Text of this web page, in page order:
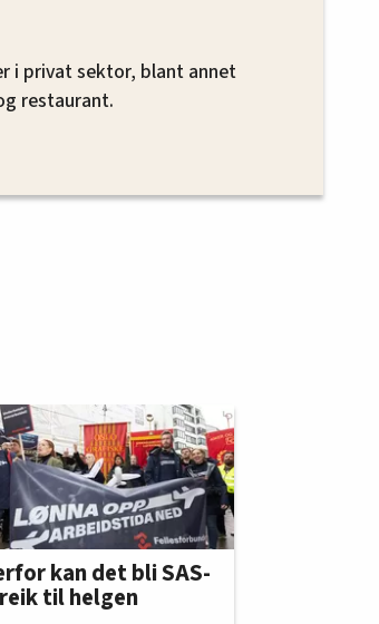
i privat sektor, blant annet
restaurant.
kan det bli SAS-
til helgen